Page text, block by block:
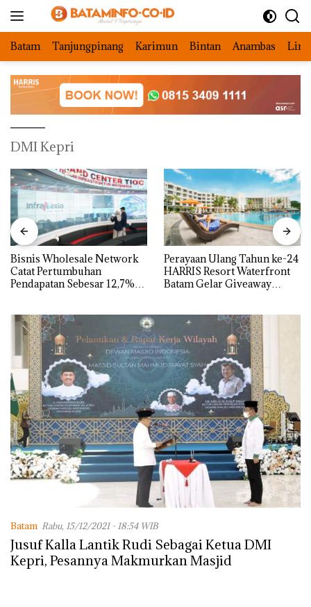
Batam Tanjungpinang Karimun Bintan Anambas
DMI Kepri
Bisnis Wholesale Network
Catat Pertumbuhan
Pendapatan Sebesar 12,7%
Perayaan Ulang Tahun ke-24
HARRIS Resort Waterfront
Batam Gelar Giveaway
Batam Rabu, 15/12/2021 - 18:54 WIB
Jusuf Kalla Lantik Rudi Sebagai Ketua DMI
Kepri, Pesannya Makmurkan Masjid